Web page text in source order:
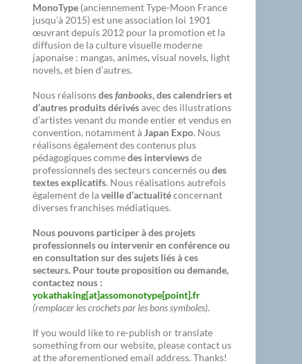
MonoType (anciennement Type-Moon France
jusqu’à 2015) est une association loi 1901
œuvrant depuis 2012 pour la promotion et la
diffusion de la culture visuelle moderne
japonaise : mangas, animes, visual novels, light
novels, et bien d’autres.
Nous réalisonsdesfanbooks, des calendriers et
d’autres produits dérivésavec des illustrations
d’artistes venant du monde entier et vendus en
convention, notamment à Japan Expo. Nous
réalisons également des contenus plus
pédagogiques commedes interviewsde
professionnels des secteurs concernés oudes
textes explicatifs. Nous réalisations autrefois
également de laveille d’actualitéconcernant
diverses franchises médiatiques.
Nous pouvons participer à des projets
professionnels ou intervenir en conférence ou
en consultation sur des sujets liés à ces
secteurs. Pour toute proposition ou demande,
contactez nous :
yokathaking[at]assomonotype[point].fr
(remplacer les crochets par les bons symboles).
If you would like to re-publish or translate
something from our website, please contact us
at the aforementioned email address. Thanks!